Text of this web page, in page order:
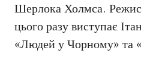
Шерлока Холмса.
цього разу виступає
«Людей у Чорному» та